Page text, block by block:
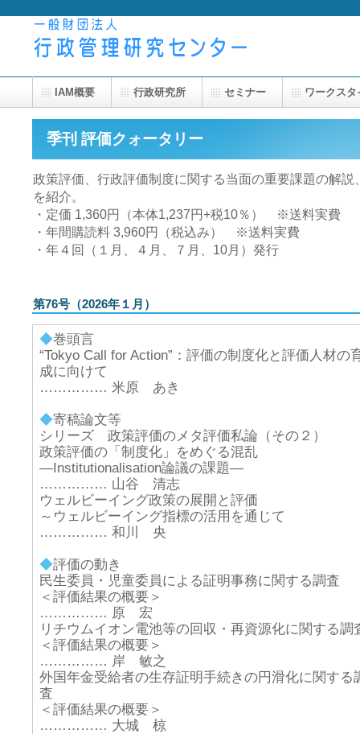
季刊 評価クォータリー
政策評価、行政評価制度に関する当面の重要課題の解
を紹介。
・定価 1,360円（本体1,237円+税10％） ※送料実費
・年間購読料 3,960円（税込み） ※送料実費
・年４回（１月、４月、７月、10月）発行
第76号（2026年１月）
◆巻頭言
“Tokyo Call for Action”：評価の制度化と評価人材の
成に向けて
…………… 米原 あき
◆寄稿論文等
シリーズ 政策評価のメタ評価私論（その２）
政策評価の「制度化」をめぐる混乱
―Institutionalisation論議の課題―
…………… 山谷 清志
ウェルビーイング政策の展開と評価
～ウェルビーイング指標の活用を通じて
…………… 和川 央
◆評価の動き
民生委員・児童委員による証明事務に関する調査
＜評価結果の概要＞
…………… 原 宏
リチウムイオン電池等の回収・再資源化に関する調
＜評価結果の概要＞
…………… 岸 敏之
外国年金受給者の生存証明手続きの円滑化に関する
査
＜評価結果の概要＞
…………… 大城 椋
IAM概要 行政研究所 セミナー ワークス